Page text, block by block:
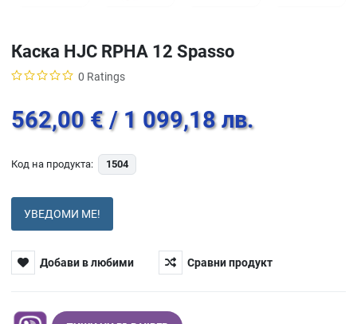
Каска HJC RPHA 12 Spasso
0 Ratings
562,00 € / 1 099,18 лв.
Код на продукта: 1504
УВЕДОМИ МЕ!
Добави в любими Сравни продукт